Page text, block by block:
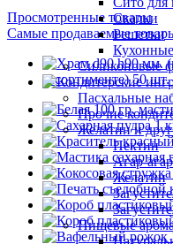
Скалки
Решетки
Силиконовые
Пасхальные
Прочие
Желатин и
Пектин
Агар-агар
Желатин
Пищевые
Просмотренные товары
Самые продаваемые
ассортименте) 50